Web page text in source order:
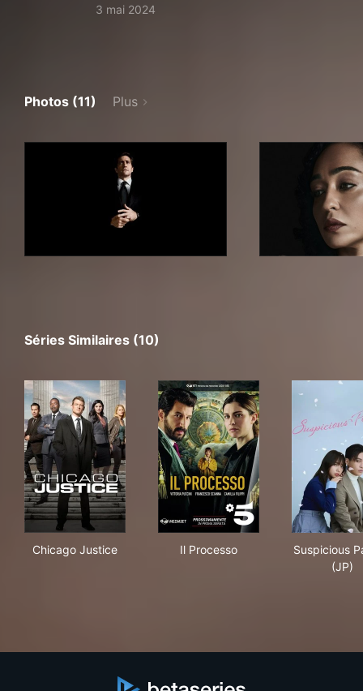
3 mai 2024
Photos (11) Plus
Séries Similaires (10)
Chicago Justice Il Processo
Suspicious
(JP)